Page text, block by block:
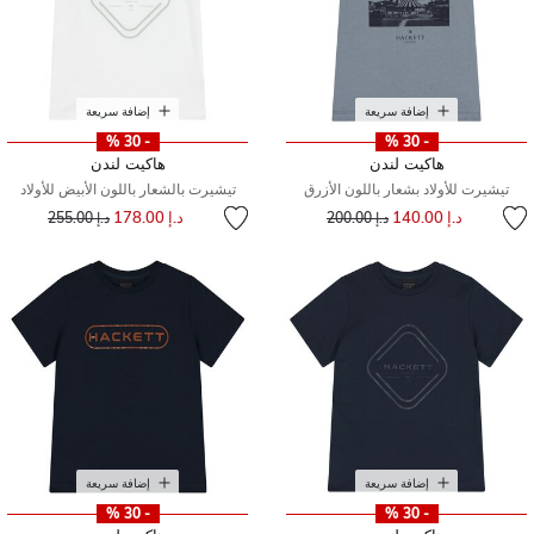
إضافة سريعة
- 30 %
هاكيت لندن
تيشيرت للأولاد بشعار باللون الأزرق
د.إ 140.00 سعر مخفض مند.إ 200.00
إضافة سريعة
- 30 %
هاكيت لندن
تيشيرت بالشعار باللون الأبيض للأولاد
د.إ 178.00 سعر مخفض من
د.إ 255.00 إلى
إضافة سريعة
- 30 %
إضافة سريعة
- 30 %